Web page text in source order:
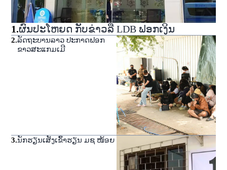
1.ຜົນປະໂຫຍດ ກັບຂ່າວລື LDB ຟອກເງິນ
2.ລັດຖະບານລາວ ປະກາດຟອກ
ຂາວສະແກມເມີ
3.ນັກຮຽນເສັງເຂົ້າຮຽນ ມຊ ໜ້ອຍ